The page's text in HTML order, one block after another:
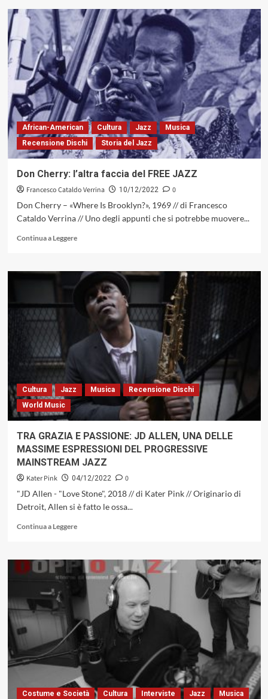
su
Woody
Shaw
Quintet
Live
in
Europe
Con
“Time
Is
Right”
del
1983.
Ristampa
vinile,
Red
Records,
African-American Cultura Jazz
Musica
Recensione Dischi
Storia del Jazz
Don Cherry: l’altra faccia del FREE JAZZ
Francesco Cataldo Verrina 10/12/2022
0
Don Cherry – «Where Is Brooklyn?», 1969 // di Francesco
Cataldo Verrina // Uno degli appunti che si potrebbe muovere...
Continua a LeggereLeggi
su
Don
Cherry:
l’altra
faccia
FREE
Cultura Jazz Musica
Recensione Dischi
World Music
TRA GRAZIA E PASSIONE: JD ALLEN, UNA DELLE
MASSIME ESPRESSIONI DEL PROGRESSIVE
MAINSTREAM JAZZ
Kater Pink 04/12/2022
0
"JD Allen - "Love Stone", 2018 // di Kater Pink // Originario di
Detroit, Allen si è fatto le ossa...
Continua a LeggereLeggi
su
TRA
GRAZIA
PASSIONE:
ALLEN,
UNA
DELLE
MASSIME
ESPRESSIONI
DEL
PROGRESSIVE
Costume e Società Cultura Interviste Jazz Musica